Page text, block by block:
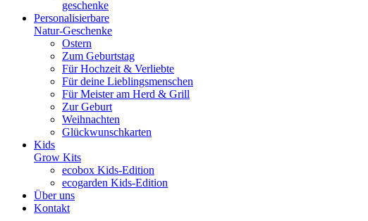
geschenke
Personalisierbare
Natur-Geschenke
Ostern
Zum Geburtstag
Für Hochzeit & Verliebte
Für deine Lieblingsmenschen
Für Meister am Herd & Grill
Zur Geburt
Weihnachten
Glückwunschkarten
Kids
Grow Kits
ecobox Kids-Edition
ecogarden Kids-Edition
Über uns
Kontakt